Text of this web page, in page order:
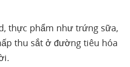
thực phẩm như trứng sữa,
thu sắt ở đường tiêu hóa